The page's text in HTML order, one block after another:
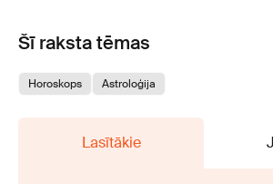
Šī raksta tēmas
Horoskops Astroloģija
Lasītākie